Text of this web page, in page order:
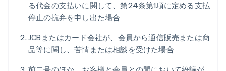
る代金の支払いに関して、第24条第1項に定める支払
停止の抗弁を申し出た場合
JCBまたはカード会社が、会員から通信販売または商
品等に関し、苦情または相談を受けた場合